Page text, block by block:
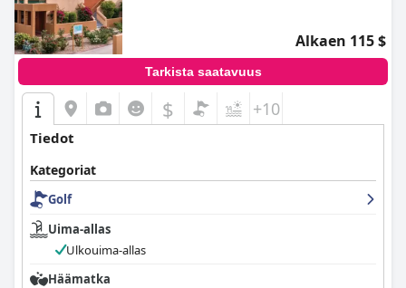
Alkaen 115 $
Tarkista saatavuus
$ +10
Tiedot
Kategoriat
Golf
Uima-allas
Ulkouima-allas
Häämatka